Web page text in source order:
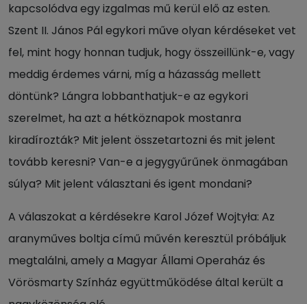
kapcsolódva egy izgalmas mű kerül elő az esten.
Szent II. János Pál egykori műve olyan kérdéseket vet
fel, mint hogy honnan tudjuk, hogy összeillünk-e, vagy
meddig érdemes várni, míg a házasság mellett
döntünk? Lángra lobbanthatjuk-e az egykori
szerelmet, ha azt a hétköznapok mostanra
kiradírozták? Mit jelent összetartozni és mit jelent
tovább keresni? Van-e a jegygyűrűnek önmagában
súlya? Mit jelent választani és igent mondani?
A válaszokat a kérdésekre Karol Józef Wojtyła: Az
aranyműves boltja című művén keresztül próbáljuk
megtalálni, amely a Magyar Állami Operaház és
Vörösmarty Színház együttműködése által került a